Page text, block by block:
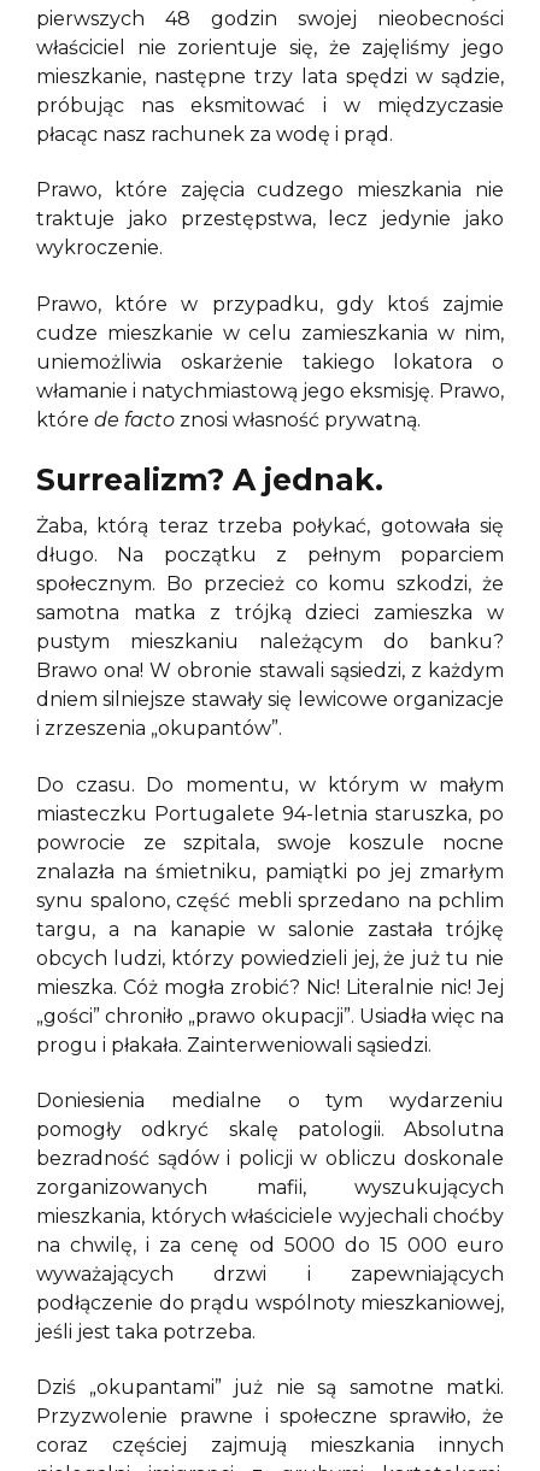
pierwszych 48 godzin swojej nieobecności
właściciel nie zorientuje się, że zajęliśmy jego
mieszkanie, następne trzy lata spędzi w sądzie,
próbując nas eksmitować i w międzyczasie
płacąc nasz rachunek za wodę i prąd.
Prawo, które zajęcia cudzego mieszkania nie
traktuje jako przestępstwa, lecz jedynie jako
wykroczenie.
Prawo, które w przypadku, gdy ktoś zajmie
cudze mieszkanie w celu zamieszkania w nim,
uniemożliwia oskarżenie takiego lokatora o
włamanie i natychmiastową jego eksmisję. Prawo,
które de facto znosi własność prywatną.
Surrealizm? A jednak.
Żaba, którą teraz trzeba połykać, gotowała się
długo. Na początku z pełnym poparciem
społecznym. Bo przecież co komu szkodzi, że
samotna matka z trójką dzieci zamieszka w
pustym mieszkaniu należącym do banku?
Brawo ona! W obronie stawali sąsiedzi, z każdym
dniem silniejsze stawały się lewicowe organizacje
i zrzeszenia „okupantów”.
Do czasu. Do momentu, w którym w małym
miasteczku Portugalete 94-letnia staruszka, po
powrocie ze szpitala, swoje koszule nocne
znalazła na śmietniku, pamiątki po jej zmarłym
synu spalono, część mebli sprzedano na pchlim
targu, a na kanapie w salonie zastała trójkę
obcych ludzi, którzy powiedzieli jej, że już tu nie
mieszka. Cóż mogła zrobić? Nic! Literalnie nic! Jej
„gości” chroniło „prawo okupacji”. Usiadła więc na
progu i płakała. Zainterweniowali sąsiedzi.
Doniesienia medialne o tym wydarzeniu
pomogły odkryć skalę patologii. Absolutna
bezradność sądów i policji w obliczu doskonale
zorganizowanych mafii, wyszukujących
mieszkania, których właściciele wyjechali choćby
na chwilę, i za cenę od 5000 do 15 000 euro
wyważających drzwi i zapewniających
podłączenie do prądu wspólnoty mieszkaniowej,
jeśli jest taka potrzeba.
Dziś „okupantami” już nie są samotne matki.
Przyzwolenie prawne i społeczne sprawiło, że
coraz częściej zajmują mieszkania innych